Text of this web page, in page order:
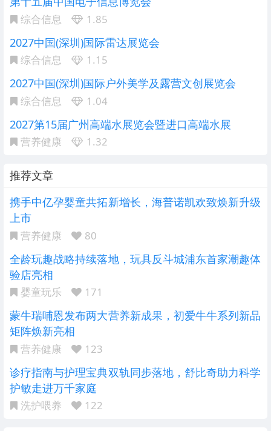
综合信息 1.85
2027中国(深圳)国际雷达展览会
综合信息 1.15
2027中国(深圳)国际户外美学及露营文创展览会
综合信息 1.04
2027第15届广州高端水展览会暨进口高端水展
营养健康 1.32
推荐文章
携手中亿孕婴童共拓新增长，海普诺凯欢致焕新升级
上市
营养健康 80
全龄玩趣战略持续落地，玩具反斗城浦东首家潮趣体
验店亮相
婴童玩乐 171
蒙牛瑞哺恩发布两大营养新成果，初爱牛牛系列新品
矩阵焕新亮相
营养健康 123
诊疗指南与护理宝典双轨同步落地，舒比奇助力科学
护敏走进万千家庭
洗护喂养 122